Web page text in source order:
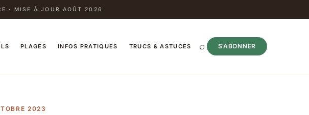
· MISE À JOUR AOÛT 2026
PLAGES INFOS PRATIQUES TRUCS & ASTUCES ⌕ S’ABONNER
2023